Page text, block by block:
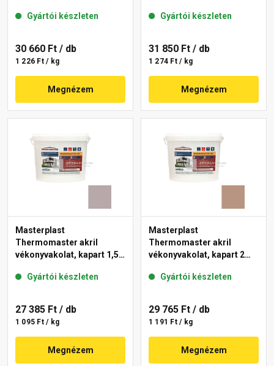
Gyártói készleten
30 660 Ft / db
1 226 Ft / kg
Megnézem
Gyártói készleten
31 850 Ft / db
1 274 Ft / kg
Megnézem
Masterplast
Thermomaster akril
vékonyvakolat, kapart 1,5
Gyártói készleten
27 385 Ft / db
1 095 Ft / kg
Megnézem
Masterplast
Thermomaster akril
vékonyvakolat, kapart 2
Gyártói készleten
29 765 Ft / db
1 191 Ft / kg
Megnézem